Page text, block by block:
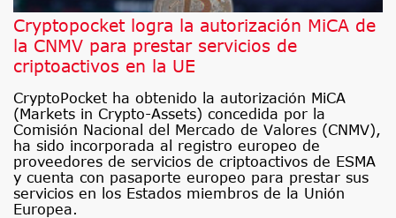
Cryptopocket logra la autorización MiCA de
la CNMV para prestar servicios de
criptoactivos en la UE
CryptoPocket ha obtenido la autorización MiCA
(Markets in Crypto-Assets) concedida por la
Comisión Nacional del Mercado de Valores (CNMV),
ha sido incorporada al registro europeo de
proveedores de servicios de criptoactivos de ESMA
y cuenta con pasaporte europeo para prestar sus
servicios en los Estados miembros de la Unión
Europea.